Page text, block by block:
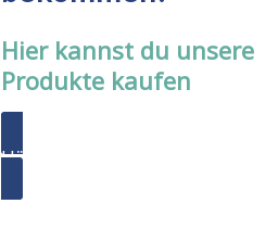
Hier kannst du unsere
Produkte kaufen
Händler finden